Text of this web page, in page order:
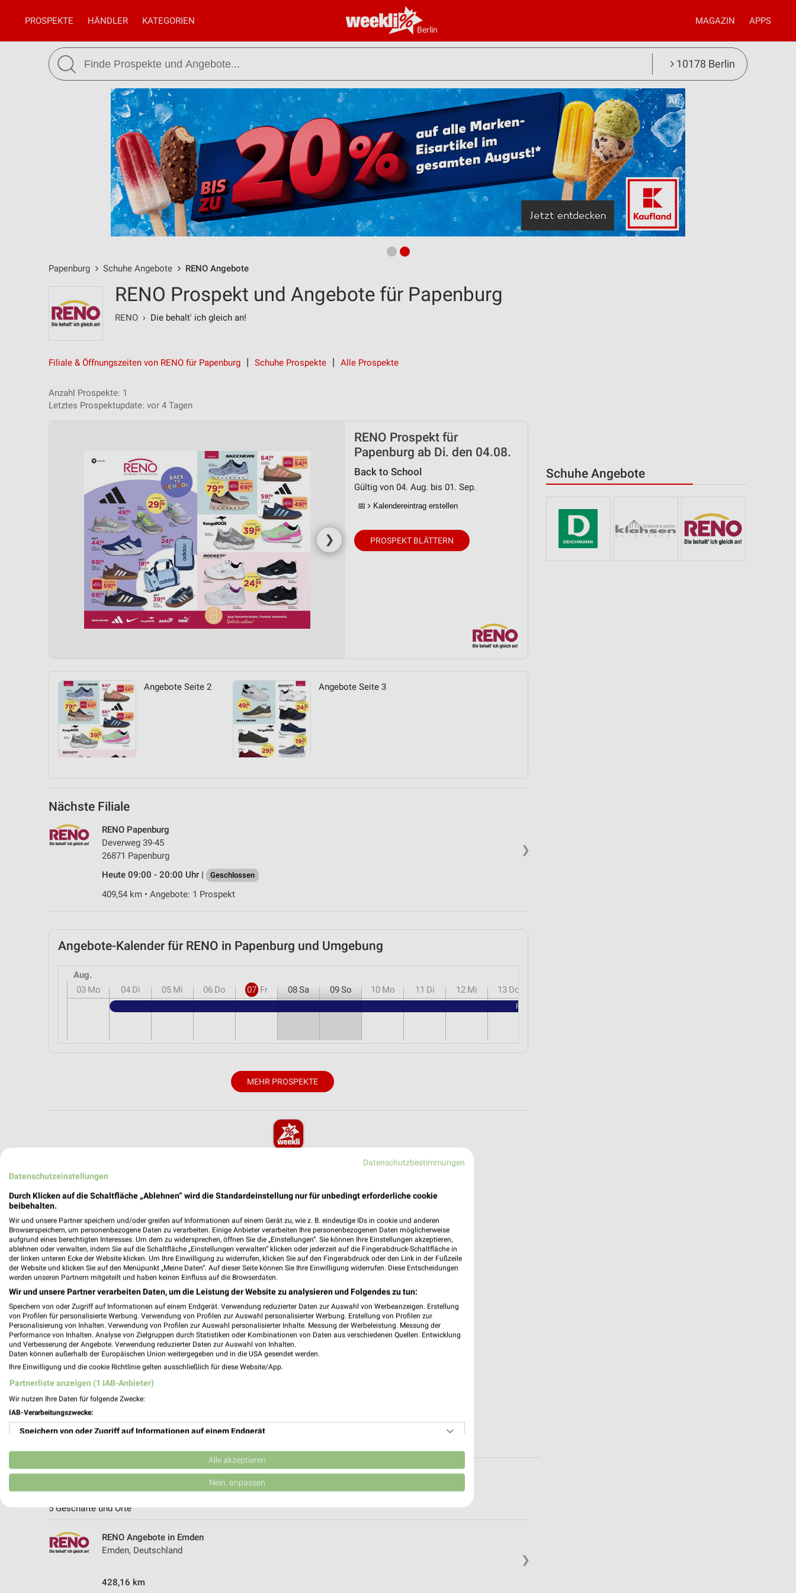
Berlin
PROSPEKTE HÄNDLER KATEGORIEN MAGAZIN APPS
10178 Berlin
Papenburg Schuhe Angebote RENO Angebote
Schuhe Angebote
RENO Prospekt und Angebote für Papenburg
RENO › Die behalt' ich gleich an!
Filiale & Öffnungszeiten von RENO für Papenburg Schuhe Prospekte Alle Prospekte
Anzahl Prospekte: 1
Letztes Prospektupdate: vor 4 Tagen
❯
RENO Prospekt für
Papenburg ab Di. den 04.08.
Back to School
Gültig von 04. Aug. bis 01. Sep.
📅 Kalendereintrag erstellen
PROSPEKT BLÄTTERN
Angebote Seite 2 Angebote Seite 3
Nächste Filiale
❯
RENO Papenburg
Deverweg 39-45
26871 Papenburg
Heute 09:00 - 20:00 Uhr |
Geschlossen
409,54 km • Angebote: 1 Prospekt
Angebote-Kalender für RENO in Papenburg und Umgebung
Aug.
03 Mo 04 Di 05 Mi 06 Do 07 Fr 08Sa 09So 10 Mo 11 Di 12 Mi 13 Do
RENO - Back to School
MEHR PROSPEKTE
weekli - Prospekte & Angebote App
✔Folge deinem Lieblingshändler
✔Push-Benachrichtigungen bei neuen Prospekten
✔Einkaufsliste - Einkauf stressfrei planen
Nutze weekli auch mobil – App jetzt laden oder QR-Code scannen.
Weitere RENO Geschäfte mit Angeboten in und um Papenburg
5 Geschäfte und Orte
❯
RENO Angebote in Emden
Emden, Deutschland
428,16 km
Datenschutzbestimmungen
Datenschutzeinstellungen
Durch Klicken auf die Schaltfläche „Ablehnen“ wird die Standardeinstellung nur für unbedingt erforderliche cookie
beibehalten.
Wir und unsere Partner speichern und/oder greifen auf Informationen auf einem Gerät zu, wie z. B. eindeutige IDs in cookie und anderen
Browserspeichern, um personenbezogene Daten zu verarbeiten. Einige Anbieter verarbeiten Ihre personenbezogenen Daten möglicherweise
aufgrund eines berechtigten Interesses. Um dem zu widersprechen, öffnen Sie die „Einstellungen“. Sie können Ihre Einstellungen akzeptieren,
ablehnen oder verwalten, indem Sie auf die Schaltfläche „Einstellungen verwalten“ klicken oder jederzeit auf die Fingerabdruck-Schaltfläche in
der linken unteren Ecke der Website klicken. Um Ihre Einwilligung zu widerrufen, klicken Sie auf den Fingerabdruck oder den Link in der Fußzeile
der Website und klicken Sie auf den Menüpunkt „Meine Daten“. Auf dieser Seite können Sie Ihre Einwilligung widerrufen. Diese Entscheidungen
werden unseren Partnern mitgeteilt und haben keinen Einfluss auf die Browserdaten.
Wir und unsere Partner verarbeiten Daten, um die Leistung der Website zu analysieren und Folgendes zu tun:
Speichern von oder Zugriff auf Informationen auf einem Endgerät. Verwendung reduzierter Daten zur Auswahl von Werbeanzeigen. Erstellung
von Profilen für personalisierte Werbung. Verwendung von Profilen zur Auswahl personalisierter Werbung. Erstellung von Profilen zur
Personalisierung von Inhalten. Verwendung von Profilen zur Auswahl personalisierter Inhalte. Messung der Werbeleistung. Messung der
Performance von Inhalten. Analyse von Zielgruppen durch Statistiken oder Kombinationen von Daten aus verschiedenen Quellen. Entwicklung
und Verbesserung der Angebote. Verwendung reduzierter Daten zur Auswahl von Inhalten.
Daten können außerhalb der Europäischen Union weitergegeben und in die USA gesendet werden.
Ihre Einwilligung und die cookie Richtlinie gelten ausschließlich für diese Website/App.
Partnerliste anzeigen (1 IAB-Anbieter)
Wir nutzen Ihre Daten für folgende Zwecke:
IAB-Verarbeitungszwecke:
Speichern von oder Zugriff auf Informationen auf einem Endgerät
Verwendung reduzierter Daten zur Auswahl von Werbeanzeigen
Erstellung von Profilen für personalisierte Werbung
Verwendung von Profilen zur Auswahl personalisierter Inhalte
Messung der Werbeleistung
Alle akzeptieren
Nein, anpassen